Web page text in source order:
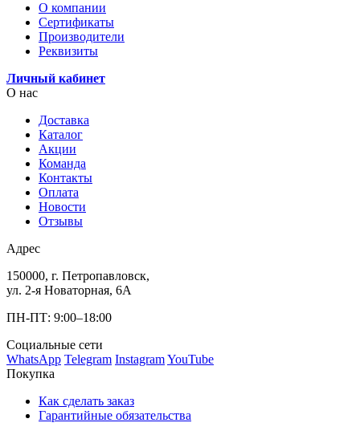
О компании
Сертификаты
Производители
Реквизиты
Личный кабинет
О нас
Доставка
Каталог
Акции
Команда
Контакты
Оплата
Новости
Отзывы
Адрес
150000, г. Петропавловск,
ул. 2-я Новаторная, 6А
ПН-ПТ: 9:00–18:00
Социальные сети
WhatsApp Telegram InstagramYouTube
Покупка
Как сделать заказ
Гарантийные обязательства